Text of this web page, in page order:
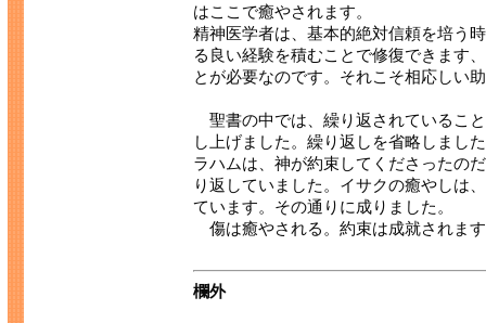
はここで癒やされます。
精神医学者は、基本的絶対信頼を培う
る良い経験を積むことで修復できます
とが必要なのです。それこそ相応しい
聖書の中では、繰り返されているこ
し上げました。繰り返しを省略しまし
ラハムは、神が約束してくださったの
り返していました。イサクの癒やしは
ています。その通りに成りました。
傷は癒やされる。約束は成就されま
欄外